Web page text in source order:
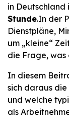
in Deutschland
Stunde.In der
Dienstpläne,
um „kleine“
die Frage, was
In diesem
sich daraus die
und welche
als